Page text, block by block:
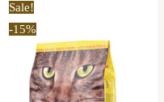
Sale!
-15%
through
45,59 €
has
multiple
variants.